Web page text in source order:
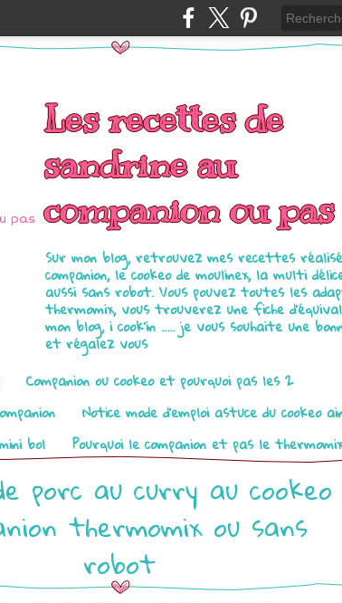
Les recettes de
sandrine au
companion ou pas
Sur mon blog, retrouvez mes recettes
companion, le cookeo de moulinex, la multi
aussi sans robot. Vous pouvez toutes les
thermomix, vous trouverez une fiche
mon blog, i cook'in ..... je vous souhaite une
et régalez vous
Companion ou cookeo et pourquoi pas les 2
Notice mode d’emploi astuce du cookeo
bol Pourquoi le companion et pas le thermomix
porc au curry au cookeo
thermomix ou sans
robot